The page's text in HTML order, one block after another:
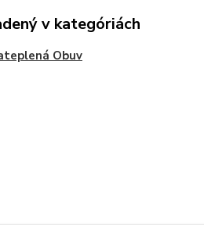
v kategóriách
Obuv